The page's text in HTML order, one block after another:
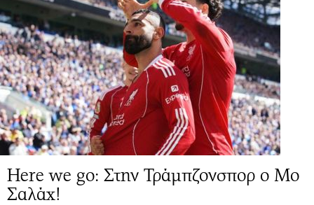
Here we go: Στην Τράμπζονσπορ ο Μο
Σαλάχ!